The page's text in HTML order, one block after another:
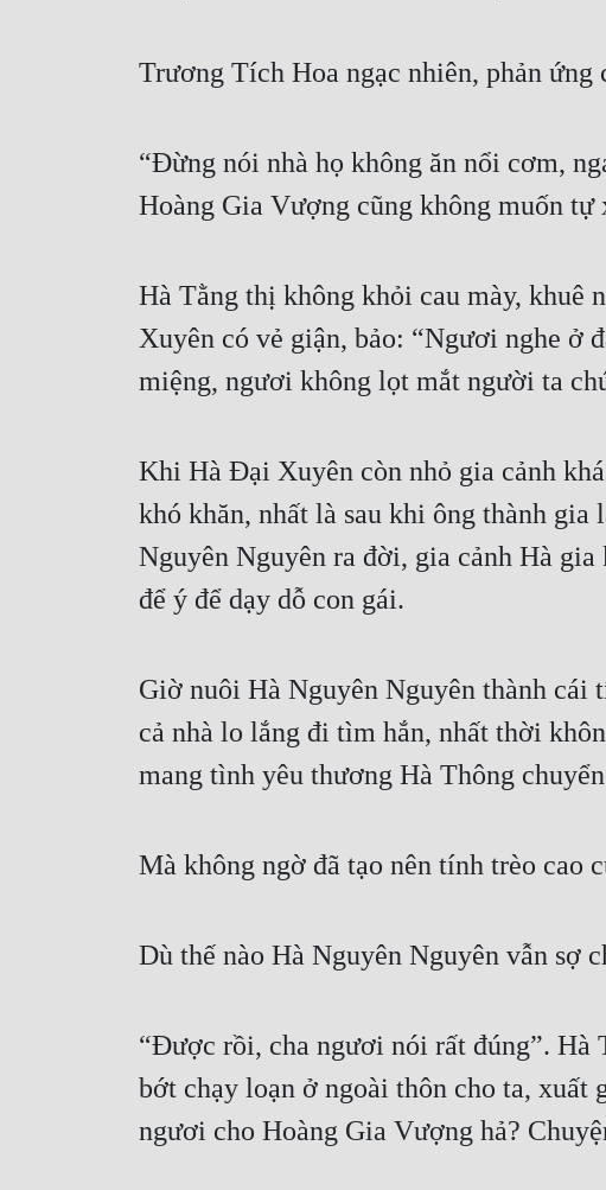
Trương Tích Hoa ngạc nhiên, phản ứng
“Đừng nói nhà họ không ăn nổi cơm,
Hoàng Gia Vượng cũng không muốn
Hà Tằng thị không khỏi cau mày, khuê
Xuyên có vẻ giận, bảo: “Ngươi nghe ở
miệng, ngươi không lọt mắt người ta
Khi Hà Đại Xuyên còn nhỏ gia cảnh
khó khăn, nhất là sau khi ông thành gia
Nguyên Nguyên ra đời, gia cảnh Hà
để ý để dạy dỗ con gái.
Giờ nuôi Hà Nguyên Nguyên thành cái
cả nhà lo lắng đi tìm hắn, nhất thời
mang tình yêu thương Hà Thông
Mà không ngờ đã tạo nên tính trèo cao
Dù thế nào Hà Nguyên Nguyên vẫn
“Được rồi, cha ngươi nói rất đúng”. Hà
bớt chạy loạn ở ngoài thôn cho ta, xuất
ngươi cho Hoàng Gia Vượng hả?